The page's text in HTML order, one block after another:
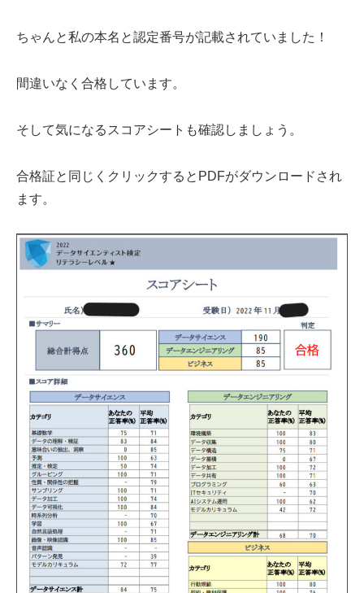
ちゃんと私の本名と認定番号が記載されていました！
間違いなく合格しています。
そして気になるスコアシートも確認しましょう。
合格証と同じくクリックするとPDFがダウンロードされ
ます。